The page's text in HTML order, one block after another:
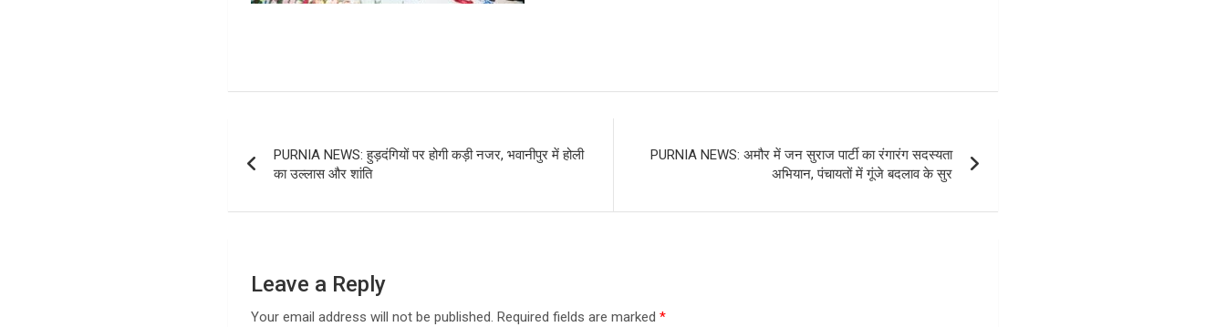
navigation
PURNIA NEWS: हुड़दंगियों पर होगी कड़ी नजर, भवानीपुर में होली
का उल्लास और शांति
PURNIA NEWS: अमौर में जन सुराज पार्टी का रंगारंग सदस्यता
अभियान, पंचायतों में गूंजे बदलाव के सुर
Leave a Reply
Your email address will not be published. Required fields are marked*